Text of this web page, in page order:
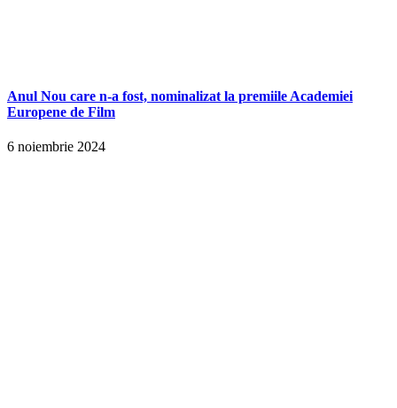
Anul Nou care n-a fost, nominalizat la premiile Academiei
Europene de Film
6 noiembrie 2024